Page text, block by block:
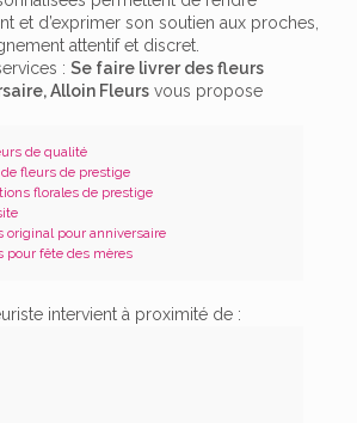
et d’exprimer son soutien aux proches,
attentif et discret.
: Se faire livrer des fleurs
Alloin Fleurs vous propose
de qualité
fleurs de prestige
florales de prestige
original pour anniversaire
pour fête des mères
intervient à proximité de :